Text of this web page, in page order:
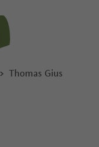
Thomas Gius